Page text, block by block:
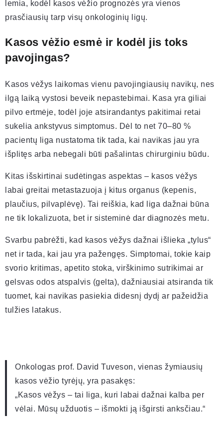
lemia, kodėl kasos vėžio prognozės yra vienos
prasčiausių tarp visų onkologinių ligų.
Kasos vėžio esmė ir kodėl jis toks
pavojingas?
Kasos vėžys laikomas vienu pavojingiausių navikų, nes
ilgą laiką vystosi beveik nepastebimai. Kasa yra giliai
pilvo ertmėje, todėl joje atsirandantys pakitimai retai
sukelia ankstyvus simptomus. Dėl to net 70–80 %
pacientų liga nustatoma tik tada, kai navikas jau yra
išplitęs arba nebegali būti pašalintas chirurginiu būdu.
Kitas išskirtinai sudėtingas aspektas – kasos vėžys
labai greitai metastazuoja į kitus organus (kepenis,
plaučius, pilvaplėvę). Tai reiškia, kad liga dažnai būna
ne tik lokalizuota, bet ir sisteminė dar diagnozės metu.
Svarbu pabrėžti, kad kasos vėžys dažnai išlieka „tylus“
net ir tada, kai jau yra pažengęs. Simptomai, tokie kaip
svorio kritimas, apetito stoka, virškinimo sutrikimai ar
gelsvas odos atspalvis (gelta), dažniausiai atsiranda tik
tuomet, kai navikas pasiekia didesnį dydį ar pažeidžia
tulžies latakus.
Onkologas prof. David Tuveson, vienas žymiausių
kasos vėžio tyrėjų, yra pasakęs:
„Kasos vėžys – tai liga, kuri labai dažnai kalba per
vėlai. Mūsų užduotis – išmokti ją išgirsti anksčiau.“